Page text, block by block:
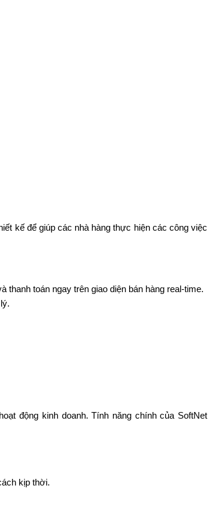
kế để giúp các nhà hàng thực hiện các công việc
thanh toán ngay trên giao diện bán hàng real-time.
động kinh doanh. Tính năng chính của SoftNet
kịp thời.